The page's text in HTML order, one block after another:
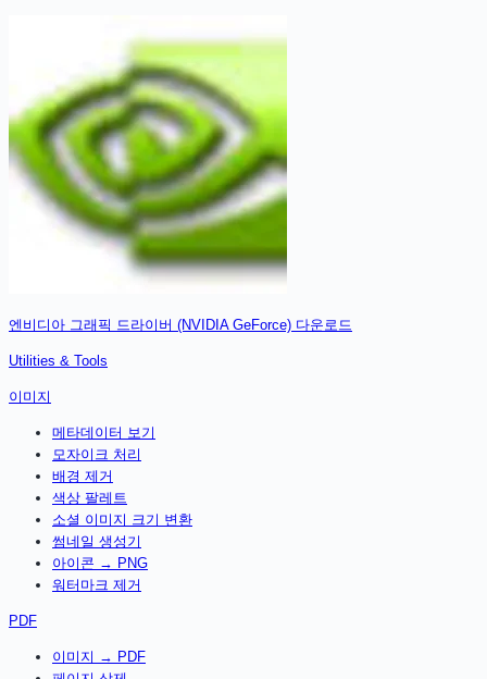
엔비디아 그래픽 드라이버 (NVIDIA GeForce) 다운로드
Utilities & Tools
이미지
메타데이터 보기
모자이크 처리
배경 제거
색상 팔레트
소셜 이미지 크기 변환
썸네일 생성기
아이콘 → PNG
워터마크 제거
PDF
이미지 → PDF